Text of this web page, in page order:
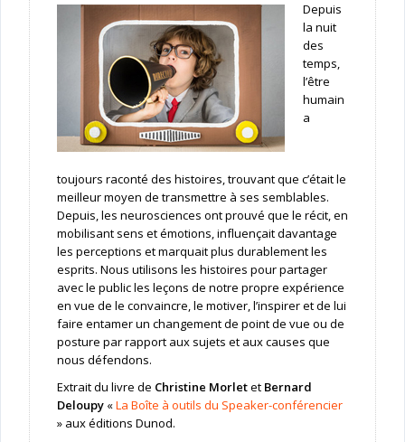
Depuis
la nuit
des
temps,
l’être
humain
a
toujours raconté des histoires, trouvant que c’était le
meilleur moyen de transmettre à ses semblables.
Depuis, les neurosciences ont prouvé que le récit, en
mobilisant sens et émotions, influençait davantage
les perceptions et marquait plus durablement les
esprits. Nous utilisons les histoires pour partager
avec le public les leçons de notre propre expérience
en vue de le convaincre, le motiver, l’inspirer et de lui
faire entamer un changement de point de vue ou de
posture par rapport aux sujets et aux causes que
nous défendons.
Extrait du livre de Christine Morletet Bernard
Deloupy«La Boîte à outils du Speaker-conférencier
» aux éditions Dunod.